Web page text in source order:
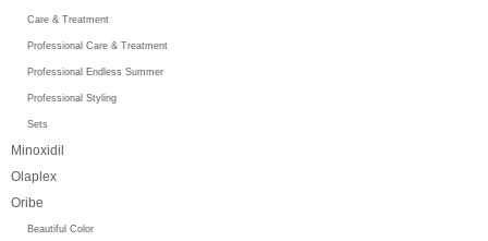
Care & Treatment
Professional Care & Treatment
Professional Endless Summer
Professional Styling
Sets
Minoxidil
Olaplex
Oribe
Beautiful Color